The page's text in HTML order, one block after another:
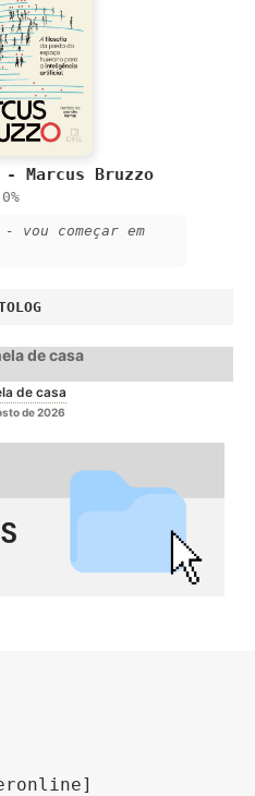
- Marcus Bruzzo
0%
vou começar em
de casa
de 2026